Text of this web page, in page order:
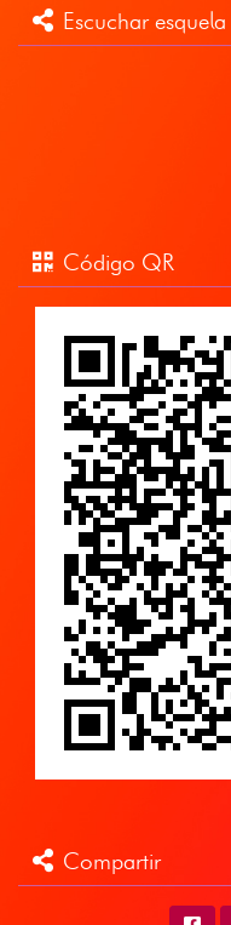
Escuchar esquela
Código QR
Compartir